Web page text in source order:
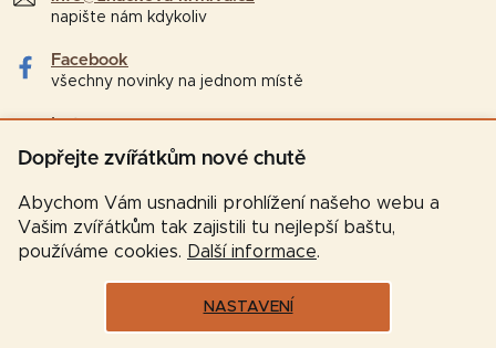
Dopřejte zvířátkům nové chutě
Abychom Vám usnadnili prohlížení našeho webu a
Vašim zvířátkům tak zajistili tu nejlepší baštu,
používáme cookies. Další informace.
NASTAVENÍ
napište nám kdykoliv
Facebook
všechny novinky na jednom místě
Instagram
tipy a zajímavosti pro chovatele